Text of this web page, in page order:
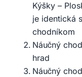
Kýšky –
je identická
chodníkom
Náučný
hrad
Náučný